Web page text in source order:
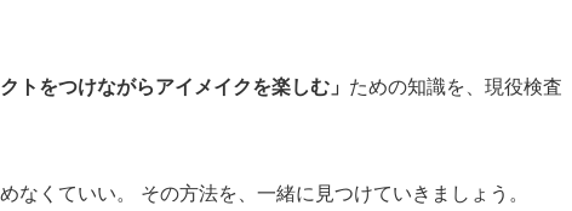
クトをつけながらアイメイクを楽しむ」 ための知識を、現役検査
なくていい。 その方法を、一緒に見つけていきましょう。